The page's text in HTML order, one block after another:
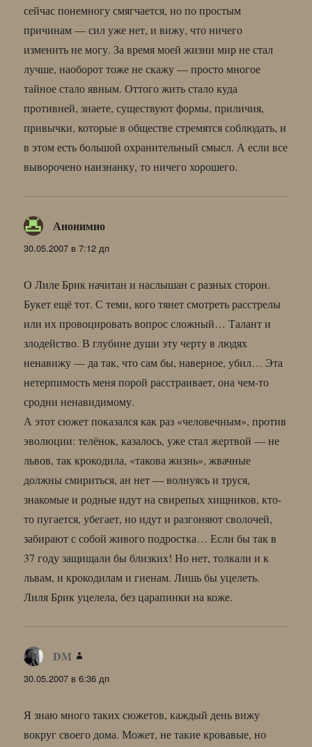
сейчас понемногу смягчается, но по простым
причинам — сил уже нет, и вижу, что ничего
изменить не могу. За время моей жизни мир не стал
лучше, наоборот тоже не скажу — просто многое
тайное стало явным. Оттого жить стало куда
противней, знаете, существуют формы, приличия,
привычки, которые в обществе стремятся соблюдать, и
в этом есть большой охранительный смысл. А если все
выворочено наизнанку, то ничего хорошего.
Анонимно
30.05.2007 в 7:12 дп
О Лиле Брик начитан и наслышан с разных сторон.
Букет ещё тот. С теми, кого тянет смотреть расстрелы
или их провоцировать вопрос сложный… Талант и
злодейство. В глубине души эту черту в людях
ненавижу — да так, что сам бы, наверное, убил… Эта
нетерпимость меня порой расстраивает, она чем-то
сродни ненавидимому.
А этот сюжет показался как раз «человечным», против
эволюции: телёнок, казалось, уже стал жертвой — не
львов, так крокодила, «такова жизнь», жвачные
должны смириться, ан нет — волнуясь и труся,
знакомые и родные идут на свирепых хищников, кто-
то пугается, убегает, но идут и разгоняют сволочей,
забирают с собой живого подростка… Если бы так в
37 году защищали бы близких! Но нет, толкали и к
львам, и крокодилам и гиенам. Лишь бы уцелеть.
Лиля Брик уцелела, без царапинки на коже.
DM
30.05.2007 в 6:36 дп
Я знаю много таких сюжетов, каждый день вижу
вокруг своего дома. Может, не такие кровавые, но